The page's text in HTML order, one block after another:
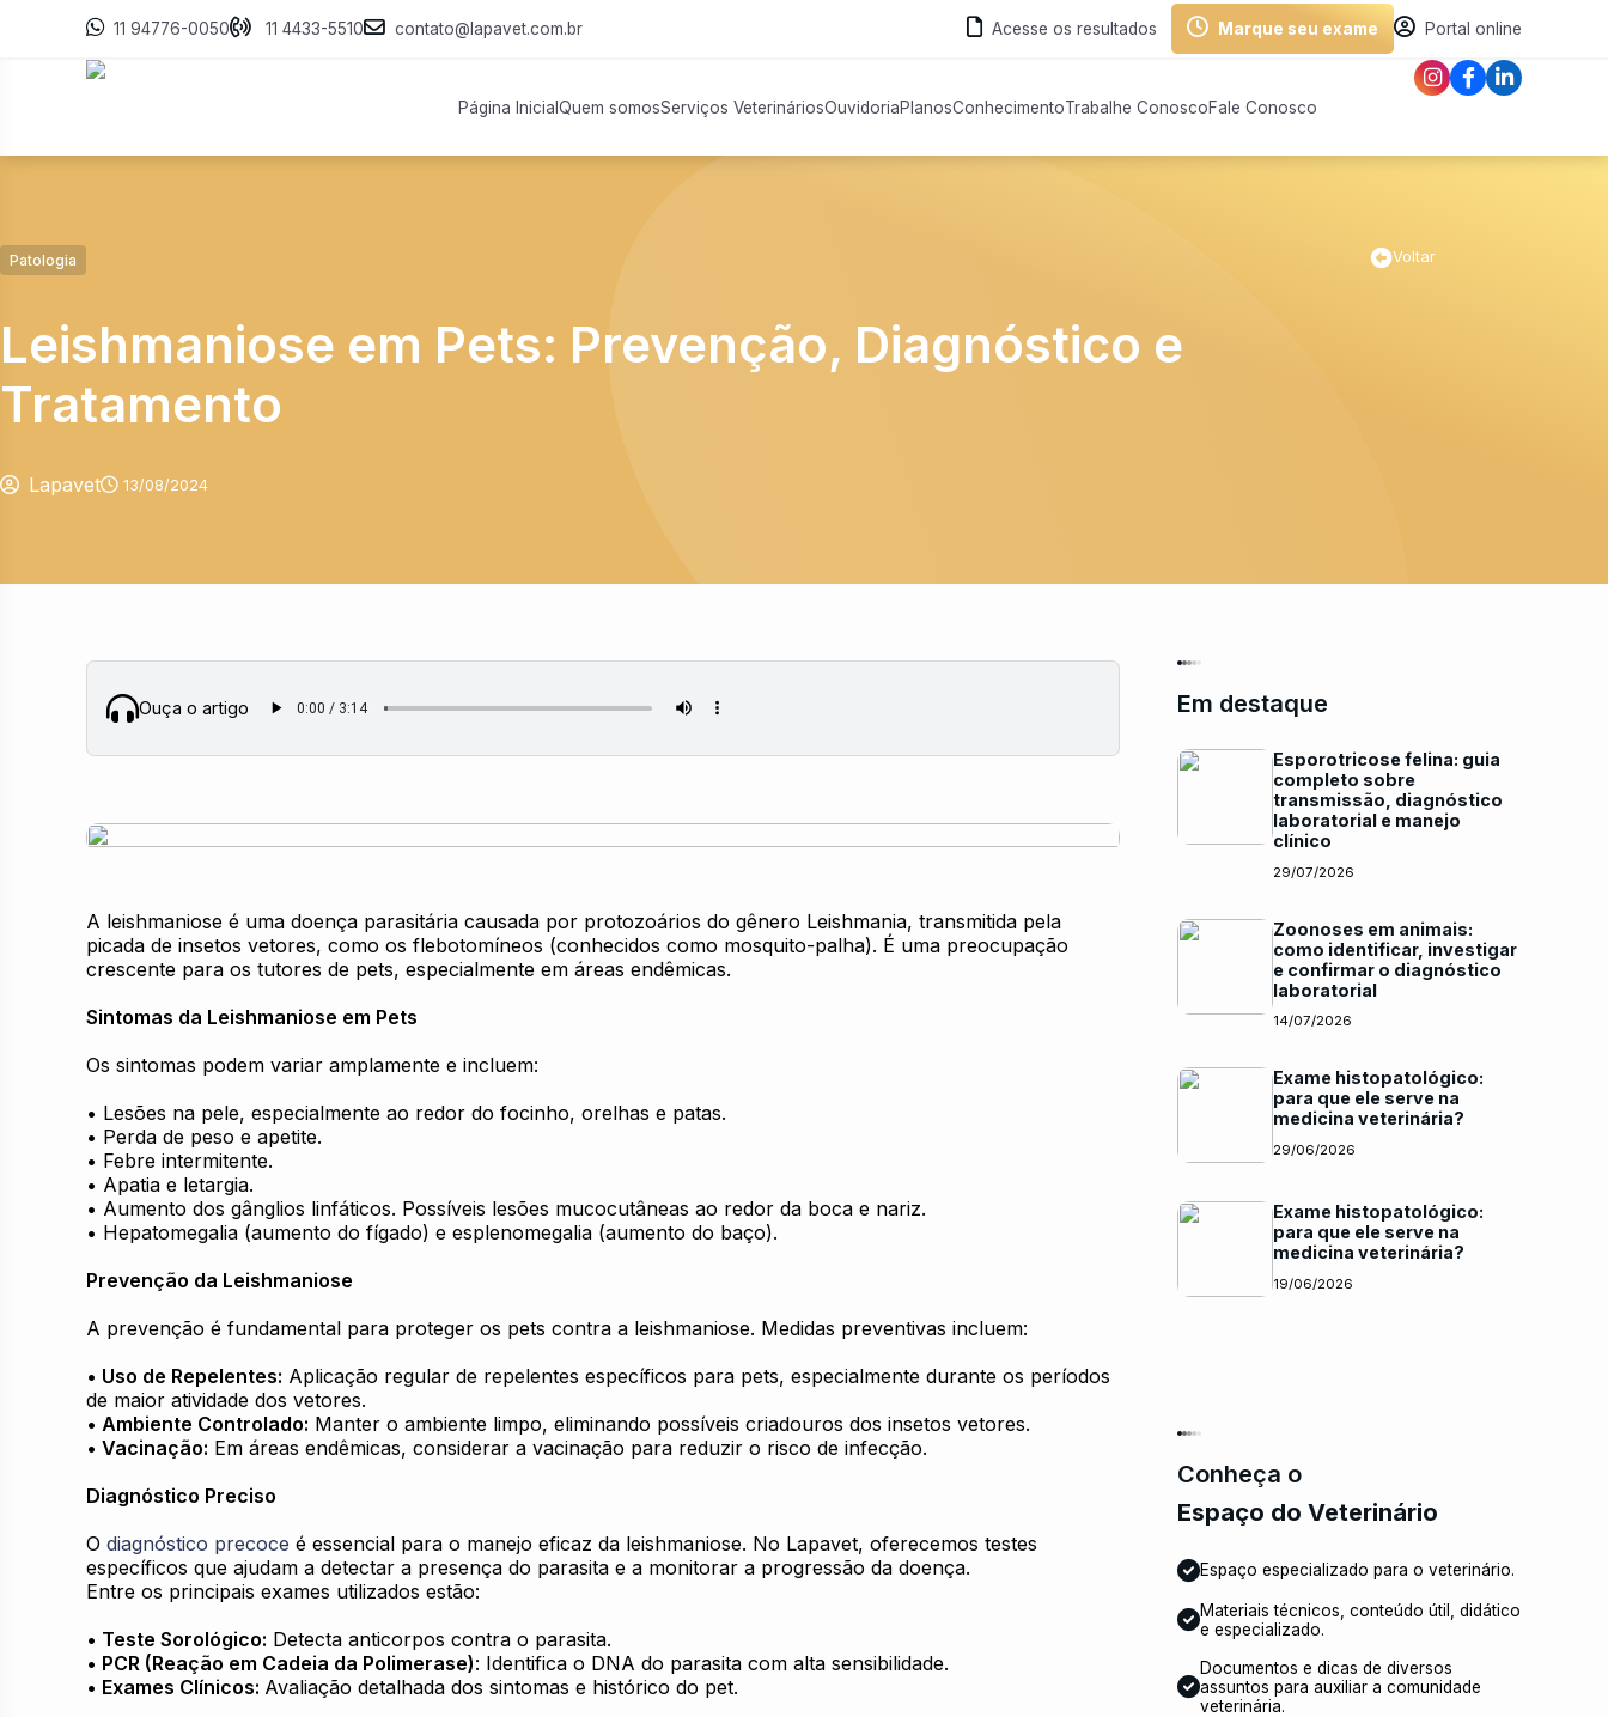
11 94776-0050 11 4433-5510 contato@lapavet.com.br Acesse os resultados Marque seu exame Portal online
Página Inicial Quem somosServiços VeterináriosOuvidoriaPlanosConhecimentoTrabalhe ConoscoFale Conosco
Patologia Voltar
Leishmaniose em Pets: Prevenção, Diagnóstico e
Tratamento
Lapavet 13/08/2024
Ouça o artigo
A leishmaniose é uma doença parasitária causada por protozoários do gênero Leishmania, transmitida pela
picada de insetos vetores, como os flebotomíneos (conhecidos como mosquito-palha). É uma preocupação
crescente para os tutores de pets, especialmente em áreas endêmicas.
Sintomas da Leishmaniose em Pets
Os sintomas podem variar amplamente e incluem:
• Lesões na pele, especialmente ao redor do focinho, orelhas e patas.
• Perda de peso e apetite.
• Febre intermitente.
• Apatia e letargia.
• Aumento dos gânglios linfáticos. Possíveis lesões mucocutâneas ao redor da boca e nariz.
• Hepatomegalia (aumento do fígado) e esplenomegalia (aumento do baço).
Prevenção da Leishmaniose
A prevenção é fundamental para proteger os pets contra a leishmaniose. Medidas preventivas incluem:
• Uso de Repelentes: Aplicação regular de repelentes específicos para pets, especialmente durante os períodos
de maior atividade dos vetores.
• Ambiente Controlado: Manter o ambiente limpo, eliminando possíveis criadouros dos insetos vetores.
• Vacinação: Em áreas endêmicas, considerar a vacinação para reduzir o risco de infecção.
Diagnóstico Preciso
O diagnóstico precoce é essencial para o manejo eficaz da leishmaniose. No Lapavet, oferecemos testes
específicos que ajudam a detectar a presença do parasita e a monitorar a progressão da doença.
Entre os principais exames utilizados estão:
• Teste Sorológico: Detecta anticorpos contra o parasita.
• PCR (Reação em Cadeia da Polimerase): Identifica o DNA do parasita com alta sensibilidade.
• Exames Clínicos: Avaliação detalhada dos sintomas e histórico do pet.
Em destaque
Esporotricose felina: guia
completo sobre
transmissão, diagnóstico
laboratorial e manejo
clínico
29/07/2026
Zoonoses em animais:
como identificar, investigar
e confirmar o diagnóstico
laboratorial
14/07/2026
Exame histopatológico:
para que ele serve na
medicina veterinária?
29/06/2026
Exame histopatológico:
para que ele serve na
medicina veterinária?
19/06/2026
Conheça o
Espaço do Veterinário
Espaço especializado para o veterinário.
Materiais técnicos, conteúdo útil, didático
e especializado.
Documentos e dicas de diversos
assuntos para auxiliar a comunidade
veterinária.